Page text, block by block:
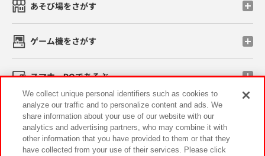
あそび場をさがす
ゲーム機をさがす
スマホ・PCであそぶ
イベント・キャンペーン
We collect unique personal identifiers such as cookies to
analyze our traffic and to personalize content and ads. We
share information about your use of our website with our
analytics and advertising partners, who may combine it with
other information that you have provided to them or that they
have collected from your use of their services. Please click